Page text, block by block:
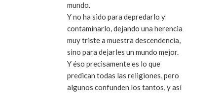
mundo.
Y no ha sido para depredarlo y
contaminarlo, dejando una herencia
muy triste a muestra descendencia,
sino para dejarles un mundo mejor.
Y éso precisamente es lo que
predican todas las religiones, pero
algunos confunden los tantos, y así